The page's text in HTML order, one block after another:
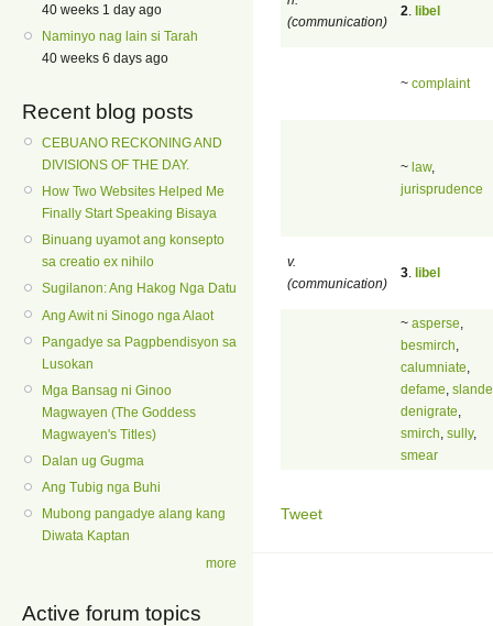
40 weeks 1 day ago
Naminyo nag lain si Tarah
40 weeks 6 days ago
Recent blog posts
CEBUANO RECKONING AND
DIVISIONS OF THE DAY.
How Two Websites Helped Me
Finally Start Speaking Bisaya
Binuang uyamot ang konsepto
sa creatio ex nihilo
Sugilanon: Ang Hakog Nga Datu
Ang Awit ni Sinogo nga Alaot
Pangadye sa Pagpbendisyon sa
Lusokan
Mga Bansag ni Ginoo
Magwayen (The Goddess
Magwayen's Titles)
Dalan ug Gugma
Ang Tubig nga Buhi
Mubong pangadye alang kang
Diwata Kaptan
more
Active forum topics
(communication)
2 libel
~ complaint
~ law,
jurisprudence
v.
(communication)
3 libel
~ asperse
besmirch
calumniate
defame
denigrate
smirch sully,
smear
Tweet